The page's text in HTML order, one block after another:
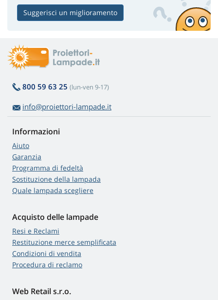
Suggerisci un miglioramento
800 59 63 25 (lun-ven 9-17)
info@proiettori-lampade.it
Informazioni
Aiuto
Garanzia
Programma di fedeltà
Sostituzione della lampada
Quale lampada scegliere
Acquisto delle lampade
Resi e Reclami
Restituzione merce semplificata
Condizioni di vendita
Procedura di reclamo
Web Retail s.r.o.